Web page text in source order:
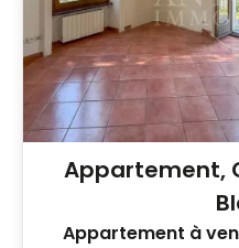
Appartement,
Appartement à